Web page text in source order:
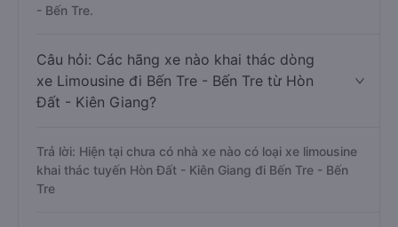
- Bến Tre.
Câu hỏi: Các hãng xe nào khai thác dòng
xe Limousine đi Bến Tre - Bến Tre từ Hòn
Đất - Kiên Giang?
Trả lời: Hiện tại chưa có nhà xe nào có loại xe limousine
khai thác tuyến Hòn Đất - Kiên Giang đi Bến Tre - Bến
Tre